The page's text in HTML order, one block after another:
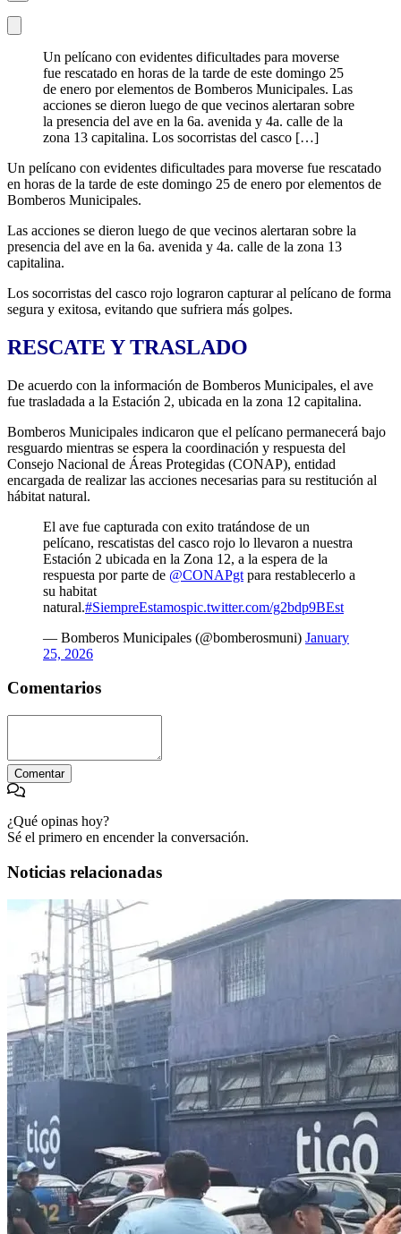
Un pelícano con evidentes dificultades para moverse
fue rescatado en horas de la tarde de este domingo 25
de enero por elementos de Bomberos Municipales. Las
acciones se dieron luego de que vecinos alertaran sobre
la presencia del ave en la 6a. avenida y 4a. calle de la
zona 13 capitalina. Los socorristas del casco […]
Un pelícano con evidentes dificultades para moverse fue rescatado
en horas de la tarde de este domingo 25 de enero por elementos de
Bomberos Municipales.
Las acciones se dieron luego de que vecinos alertaran sobre la
presencia del ave en la 6a. avenida y 4a. calle de la zona 13
capitalina.
Los socorristas del casco rojo lograron capturar al pelícano de forma
segura y exitosa, evitando que sufriera más golpes.
RESCATE Y TRASLADO
De acuerdo con la información de Bomberos Municipales, el ave
fue trasladada a la Estación 2, ubicada en la zona 12 capitalina.
Bomberos Municipales indicaron que el pelícano permanecerá bajo
resguardo mientras se espera la coordinación y respuesta del
Consejo Nacional de Áreas Protegidas (CONAP), entidad
encargada de realizar las acciones necesarias para su restitución al
hábitat natural.
El ave fue capturada con exito tratándose de un
pelícano, rescatistas del casco rojo lo llevaron a nuestra
Estación 2 ubicada en la Zona 12, a la espera de la
respuesta por parte de @CONAPgt para restablecerlo a
su habitat
natural.#SiempreEstamospic.twitter.com/g2bdp9BEst
— Bomberos Municipales (@bomberosmuni) January
25, 2026
Comentarios
Comentar
¿Qué opinas hoy?
Sé el primero en encender la conversación.
Noticias relacionadas